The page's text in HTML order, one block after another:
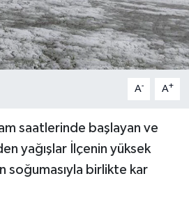
A- A+
saatlerinde başlayan ve
yağışlar İlçenin yüksek
soğumasıyla birlikte kar